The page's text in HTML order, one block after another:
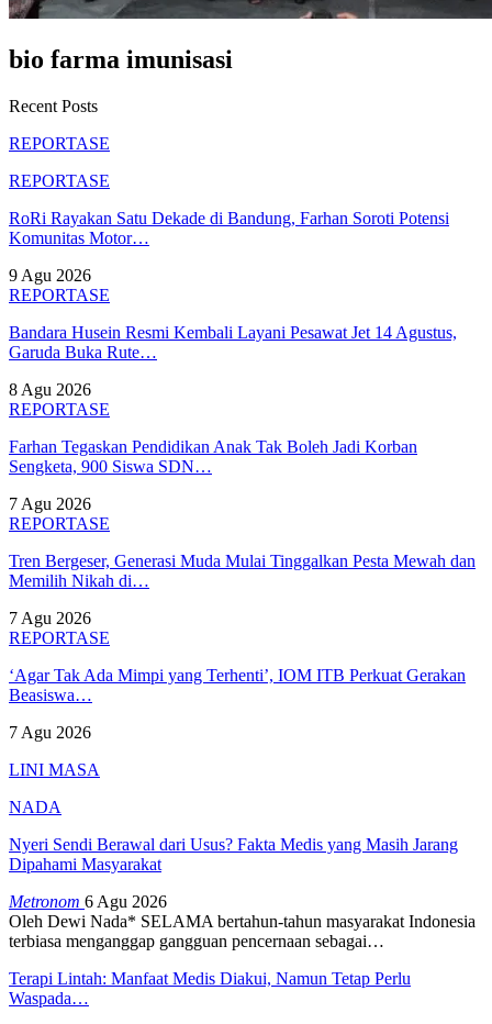
bio farma imunisasi
Recent Posts
REPORTASE
REPORTASE
RoRi Rayakan Satu Dekade di Bandung, Farhan Soroti Potensi
Komunitas Motor…
9 Agu 2026
REPORTASE
Bandara Husein Resmi Kembali Layani Pesawat Jet 14 Agustus,
Garuda Buka Rute…
8 Agu 2026
REPORTASE
Farhan Tegaskan Pendidikan Anak Tak Boleh Jadi Korban
Sengketa, 900 Siswa SDN…
7 Agu 2026
REPORTASE
Tren Bergeser, Generasi Muda Mulai Tinggalkan Pesta Mewah dan
Memilih Nikah di…
7 Agu 2026
REPORTASE
‘Agar Tak Ada Mimpi yang Terhenti’, IOM ITB Perkuat Gerakan
Beasiswa…
7 Agu 2026
LINI MASA
NADA
Nyeri Sendi Berawal dari Usus? Fakta Medis yang Masih Jarang
Dipahami Masyarakat
Metronom 6 Agu 2026
Oleh Dewi Nada* SELAMA bertahun-tahun masyarakat Indonesia
terbiasa menganggap gangguan pencernaan sebagai…
Terapi Lintah: Manfaat Medis Diakui, Namun Tetap Perlu
Waspada…